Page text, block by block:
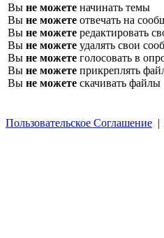
Вы не можете начинать темы
Вы не можете отвечать на
Вы не можете редактировать
Вы не можете удалять свои
Вы не можете голосовать в
Вы не можете прикреплять
Вы не можете скачивать файлы
Пользовательское Соглашение |